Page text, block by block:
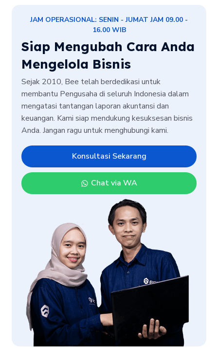
JAM OPERASIONAL: SENIN - JUMAT JAM 09.00 -
16.00 WIB
Siap Mengubah Cara Anda
Mengelola Bisnis
Sejak 2010, Bee telah berdedikasi untuk
membantu Pengusaha di seluruh Indonesia dalam
mengatasi tantangan laporan akuntansi dan
keuangan. Kami siap mendukung kesuksesan bisnis
Anda. Jangan ragu untuk menghubungi kami.
Konsultasi Sekarang
Chat via WA